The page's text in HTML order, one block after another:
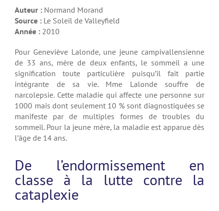
Auteur : Normand Morand
Source : Le Soleil de Valleyfield
Année : 2010
Pour Geneviève Lalonde, une jeune campivallensienne
de 33 ans, mère de deux enfants, le sommeil a une
signification toute particulière puisqu’il fait partie
intégrante de sa vie. Mme Lalonde souffre de
narcolepsie. Cette maladie qui affecte une personne sur
1000 mais dont seulement 10 % sont diagnostiquées se
manifeste par de multiples formes de troubles du
sommeil. Pour la jeune mère, la maladie est apparue dès
l’âge de 14 ans.
De l’endormissement en
classe à la lutte contre la
cataplexie